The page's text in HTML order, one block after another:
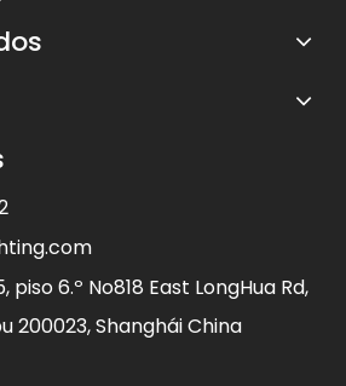
6.º No818 East LongHua Rd,
200023, Shanghái China